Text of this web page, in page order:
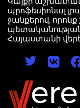
պրոֆեսիոնալ
ջանքերով,
Հայաստանի